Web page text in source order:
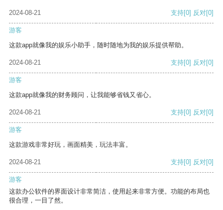
2024-08-21 支持[0] 反对[0]
游客
这款app就像我的娱乐小助手，随时随地为我的娱乐提供帮助。
2024-08-21 支持[0] 反对[0]
游客
这款app就像我的财务顾问，让我能够省钱又省心。
2024-08-21 支持[0] 反对[0]
游客
这款游戏非常好玩，画面精美，玩法丰富。
2024-08-21 支持[0] 反对[0]
游客
这款办公软件的界面设计非常简洁，使用起来非常方便。功能的布局也
很合理，一目了然。